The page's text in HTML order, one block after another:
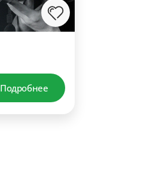
Подробнее